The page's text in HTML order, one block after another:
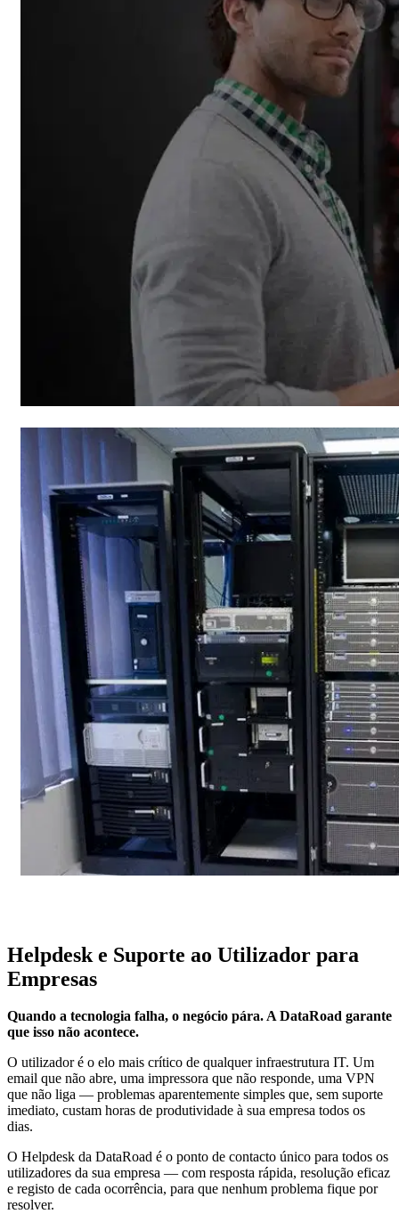
Helpdesk e Suporte ao Utilizador para
Empresas
Quando a tecnologia falha, o negócio pára. A DataRoad garante
que isso não acontece.
O utilizador é o elo mais crítico de qualquer infraestrutura IT. Um
email que não abre, uma impressora que não responde, uma VPN
que não liga — problemas aparentemente simples que, sem suporte
imediato, custam horas de produtividade à sua empresa todos os
dias.
O Helpdesk da DataRoad é o ponto de contacto único para todos os
utilizadores da sua empresa — com resposta rápida, resolução eficaz
e registo de cada ocorrência, para que nenhum problema fique por
resolver.